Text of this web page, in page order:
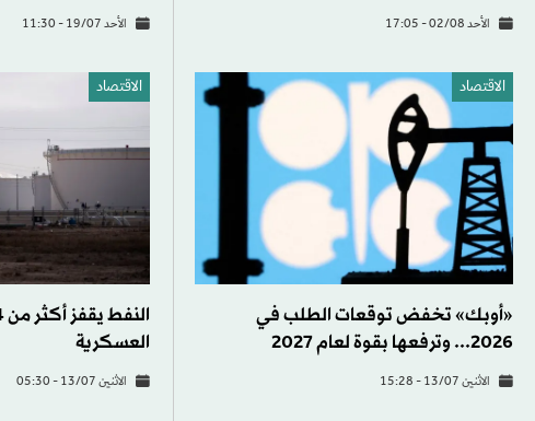
الأحد 02/08 - 17:05 الأحد 19/07 - 11:30
الاقتصاد
«أوبك» تخفض توقعات الطلب في
2026... وترفعها بقوة لعام 2027
الاثنين 13/07 - 15:28
الاقتصاد
العسكرية
الاثنين 13/07 - 05:30